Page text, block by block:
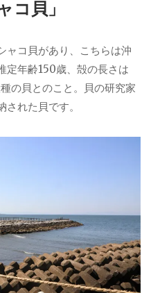
コ貝」
ャコ貝があり、こちらは沖
定年齢150歳、殻の長さは
の貝とのこと。貝の研究家
れた貝です。